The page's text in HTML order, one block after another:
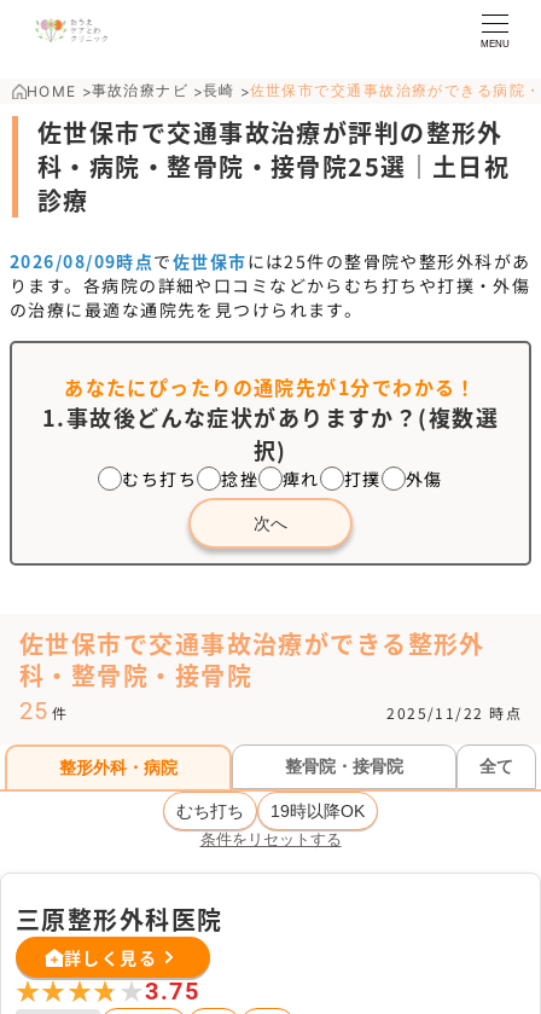
MENU
HOME >事故治療ナビ >長崎 >佐世保市で交通事故治療ができる病院
佐世保市で交通事故治療が評判の整形外
科・病院・整骨院・接骨院25選｜土日祝
診療
2026/08/09時点で佐世保市には25件の整骨院や整形外科があ
ります。各病院の詳細や口コミなどからむち打ちや打撲・外傷
の治療に最適な通院先を見つけられます。
あなたにぴったりの通院先が1分でわかる！
1.事故後どんな症状がありますか？(複数選
択)
むち打ち 捻挫 痺れ 打撲 外傷
次へ
佐世保市で交通事故治療ができる整形外
科・整骨院・接骨院
25 件 2025/11/22 時点
整形外科・病院 整骨院・接骨院 全て
むち打ち 19時以降OK
条件をリセットする
三原整形外科医院
詳しく見る
★★★★★
★★★★★3.75